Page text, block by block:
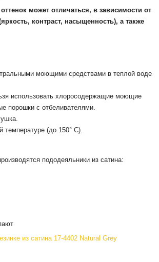
может отличаться, в зависимости от
контраст, насыщенность), а также
моющими средствами в теплой воде
использовать хлоросодержащие моющие
порошки с отбеливателями.
температуре (до 150° С).
пододеяльники из сатина: